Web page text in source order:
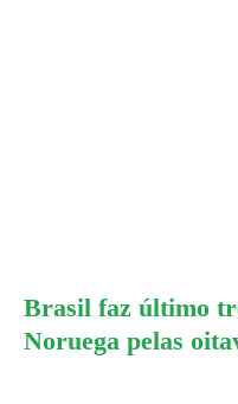
Brasil faz último
Noruega pelas